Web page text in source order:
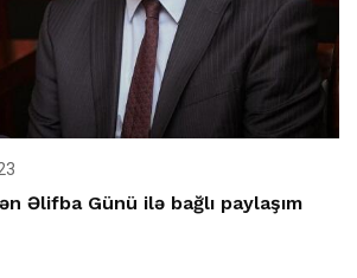
Əlifba Günü ilə bağlı paylaşım